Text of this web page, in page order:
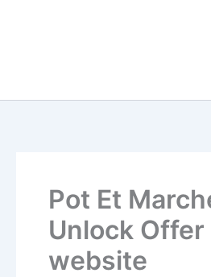
Pot Et
Unlock
website